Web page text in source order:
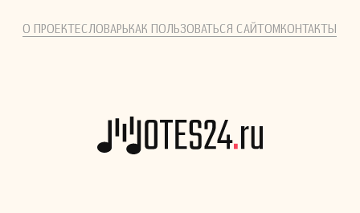
О ПРОЕКТЕСЛОВАРЬКАК ПОЛЬЗОВАТЬСЯ САЙТОМКОНТАКТЫ